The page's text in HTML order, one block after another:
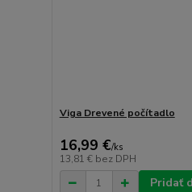
Viga Drevené počítadlo
16,99 €/ks
13,81 € bez DPH
Pridať